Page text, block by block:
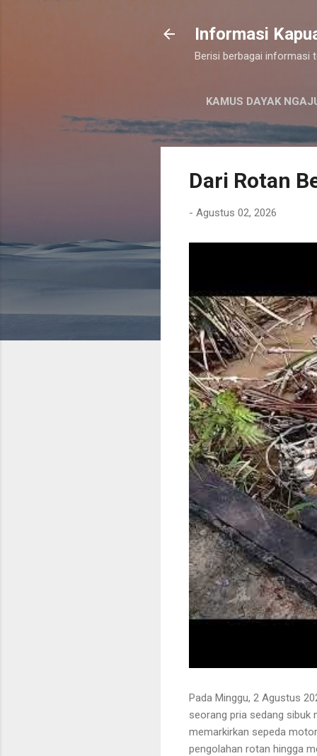
Informasi
Berisi berbagai informasi
KAMUS DAYAK
Dari Rotan
- Agustus 02, 2026
Pada Minggu, 2 Agustus
seorang pria sedang sibuk
memarkirkan sepeda
pengolahan rotan hingga